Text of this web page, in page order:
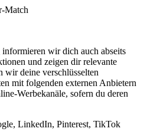
Match
wir dich auch abseits
und zeigen dir relevante
wir deine verschlüsselten
mit folgenden externen Anbietern
Werbekanäle, sofern du deren
LinkedIn, Pinterest, TikTok